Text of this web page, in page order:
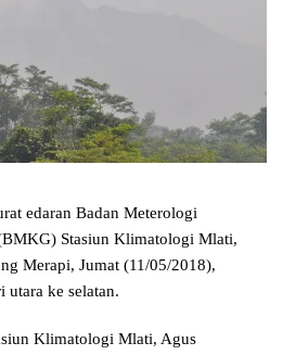
edaran Badan Meterologi
Stasiun Klimatologi Mlati,
Merapi, Jumat (11/05/2018),
utara ke selatan.
Klimatologi Mlati, Agus